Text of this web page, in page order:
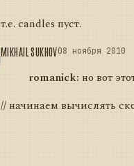
т.е. candles пуст.
MIKHAIL SUKHOV08 ноября 2010
romanick: но вот
// начинаем вычислять